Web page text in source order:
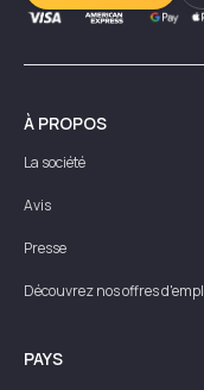
À PROPOS
La société
Avis
Presse
Découvrez nos offres
PAYS